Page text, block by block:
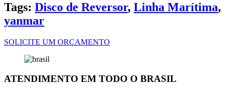
Tags: Disco de Reversor, Linha Marítima,
yanmar
SOLICITE UM ORÇAMENTO
ATENDIMENTO EM TODO O BRASIL